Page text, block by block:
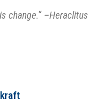
change.“ –Heraclitus